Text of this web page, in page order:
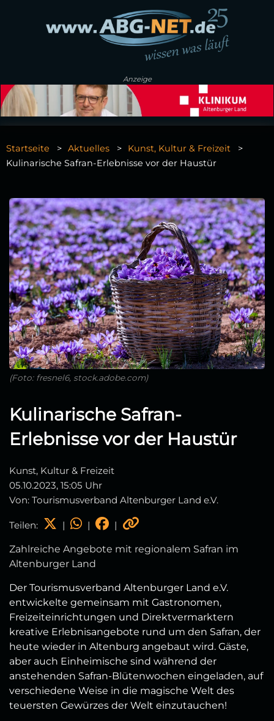
Anzeige
Startseite Aktuelles
Kunst, Kultur & Freizeit
Kulinarische Safran-Erlebnisse vor der Haustür
(Foto: fresnel6, stock.adobe.com)
Kulinarische Safran-
Erlebnisse vor der Haustür
Kunst, Kultur & Freizeit
05.10.2023, 15:05 Uhr
Von: Tourismusverband Altenburger Land e.V.
Teilen: | | |
Zahlreiche Angebote mit regionalem Safran im
Altenburger Land
Der Tourismusverband Altenburger Land e.V.
entwickelte gemeinsam mit Gastronomen,
Freizeiteinrichtungen und Direktvermarktern
kreative Erlebnisangebote rund um den Safran, der
heute wieder in Altenburg angebaut wird. Gäste,
aber auch Einheimische sind während der
anstehenden Safran-Blütenwochen eingeladen, auf
verschiedene Weise in die magische Welt des
teuersten Gewürzes der Welt einzutauchen!